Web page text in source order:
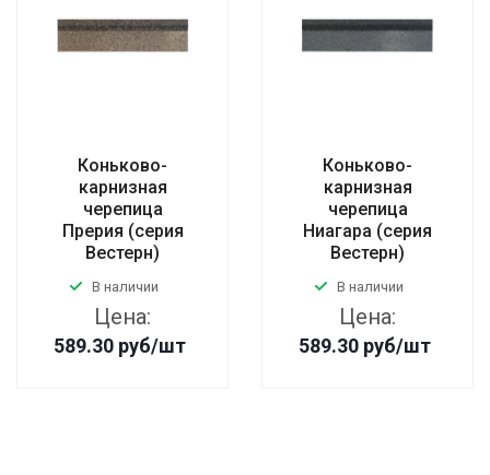
Коньково-
карнизная
черепица
Прерия (серия
Вестерн)
В наличии
Цена:
589.30 руб/шт
Коньково-
карнизная
черепица
Ниагара (серия
Вестерн)
В наличии
Цена:
589.30 руб/шт